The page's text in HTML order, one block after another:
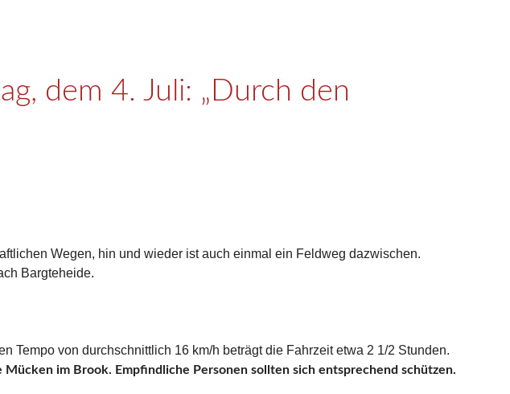
dem 4. Juli: „Durch den
Wegen, hin und wieder ist auch einmal ein Feldweg dazwischen.
Bargteheide.
Tempo von durchschnittlich 16 km/h beträgt die Fahrzeit etwa 2 1/2 Stunden.
Mücken im Brook. Empfindliche Personen sollten sich entsprechend schützen.